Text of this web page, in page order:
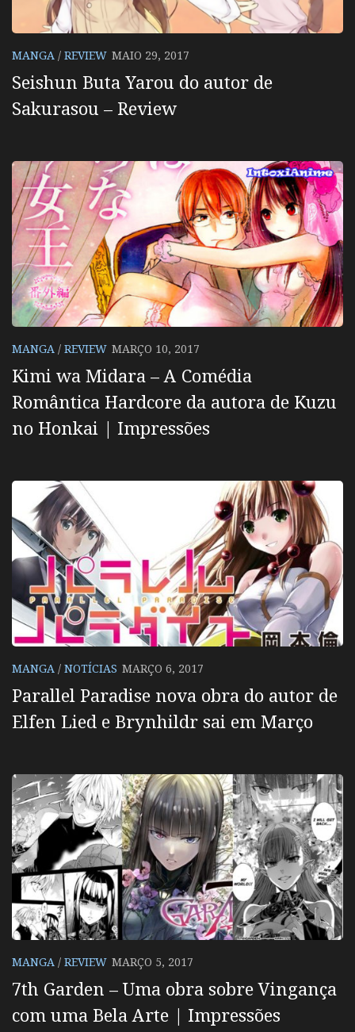
MANGA / REVIEW MAIO 29, 2017
Seishun Buta Yarou do autor de
Sakurasou – Review
MANGA / REVIEW MARÇO 10, 2017
Kimi wa Midara – A Comédia
Romântica Hardcore da autora de Kuzu
no Honkai | Impressões
MANGA / NOTÍCIAS MARÇO 6, 2017
Parallel Paradise nova obra do autor de
Elfen Lied e Brynhildr sai em Março
MANGA / REVIEW MARÇO 5, 2017
7th Garden – Uma obra sobre Vingança
com uma Bela Arte | Impressões